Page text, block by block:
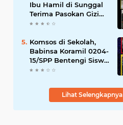
Ibu Hamil di Sunggal
Terima Pasokan Gizi
Gratis dari TNI dan
Komsos di Sekolah,
Babinsa Koramil 0204-
15/SPP Bentengi Siswa
SMPN 1 Sipispis dari
Lihat Selengkapnya